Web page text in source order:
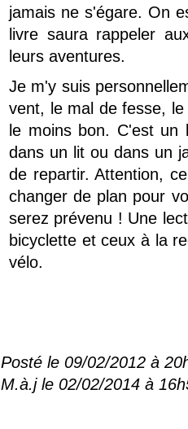
jamais ne s'égare. On
livre saura rappeler
leurs aventures.
Je m'y suis
vent, le mal de fesse,
le moins bon. C'est
dans un lit ou dans un
de repartir. Attention,
changer de plan pour
serez prévenu ! Une
bicyclette et ceux à la
vélo.
Posté le 09/02/2012 à
M.à.j le 02/02/2014 à